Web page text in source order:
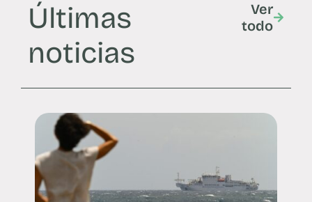
Últimas
noticias
Ver
todo